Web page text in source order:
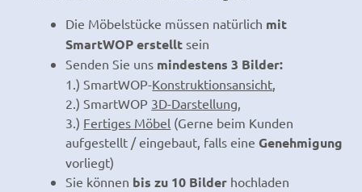
Die Möbelstücke müssen natürlich mit
SmartWOP erstellt sein
Senden Sie uns mindestens 3 Bilder:
1.) SmartWOP-Konstruktionsansicht,
2.) SmartWOP 3D-Darstellung,
3.) Fertiges Möbel (Gerne beim Kunden
aufgestellt / eingebaut, falls eineGenehmigung
vorliegt)
Sie können bis zu 10 Bilder hochladen